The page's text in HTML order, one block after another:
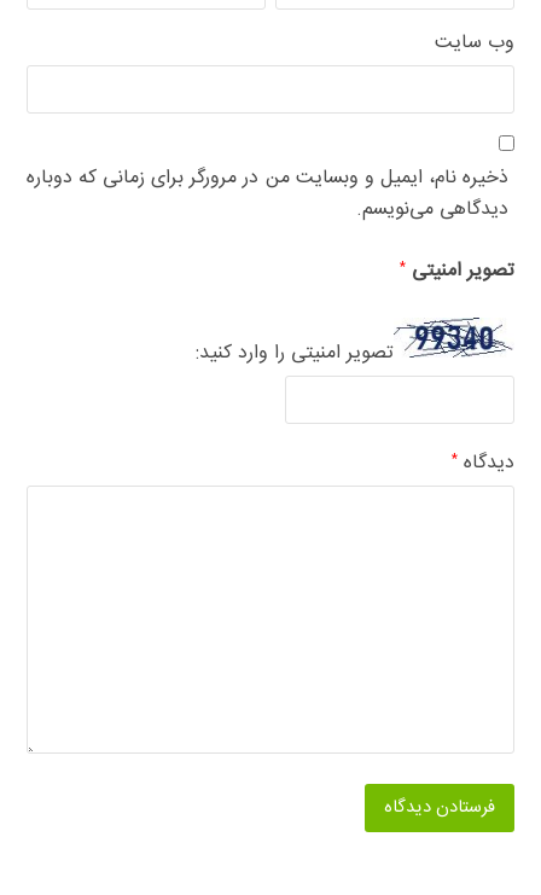
وب‌ سایت
ذخیره نام، ایمیل و وبسایت من در مرورگر برای زمانی که دوباره
دیدگاهی می‌نویسم.
تصویر امنیتی*
تصویر امنیتی را وارد کنید:
دیدگاه*